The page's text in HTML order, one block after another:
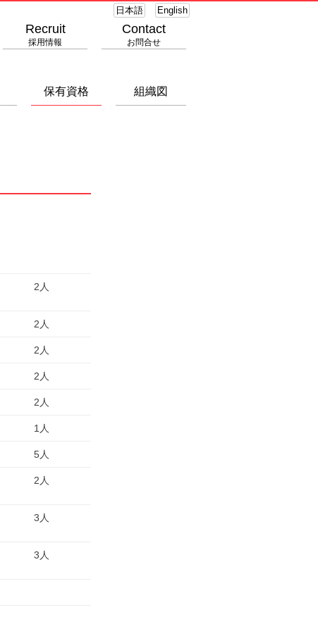
日本語 English
Recruit
採用情報
Contact
お問合せ
保有資格 組織図
2人
2人
2人
2人
2人
1人
5人
2人
3人
3人